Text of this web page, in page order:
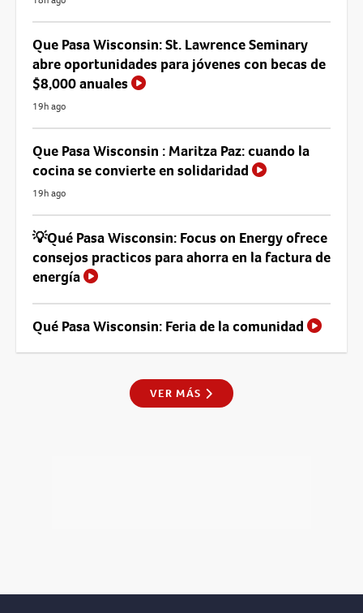
Que Pasa Wisconsin: St. Lawrence Seminary
abre oportunidades para jóvenes con becas de
$8,000 anuales
19h ago
Que Pasa Wisconsin : Maritza Paz: cuando la
cocina se convierte en solidaridad
19h ago
💡Qué Pasa Wisconsin: Focus on Energy ofrece
consejos practicos para ahorra en la factura de
energía
Qué Pasa Wisconsin: Feria de la comunidad
VER MÁS